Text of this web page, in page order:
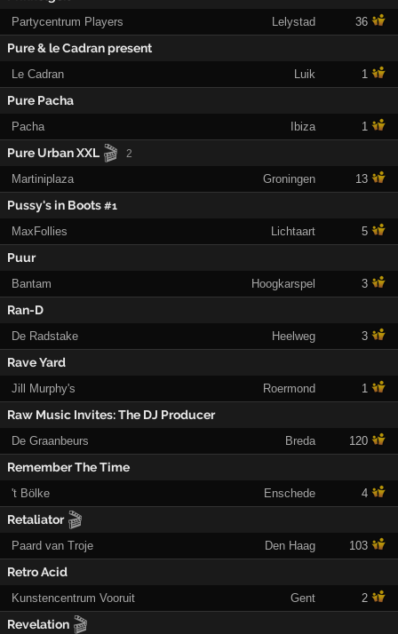
Partycentrum Players Lelystad 36
Pure & le Cadran present
Le Cadran Luik 1
Pure Pacha
Pacha Ibiza 1
Pure Urban XXL 🎬 2
Martiniplaza Groningen 13
Pussy's in Boots#1
MaxFollies Lichtaart 5
Puur
Bantam Hoogkarspel 3
Ran-D
De Radstake Heelweg 3
Rave Yard
Jill Murphy's Roermond 1
Raw Music Invites: The DJ Producer
De Graanbeurs Breda 120
Remember The Time
't Bölke Enschede 4
Retaliator 🎬
Paard van Troje Den Haag 103
Retro Acid
Kunstencentrum Vooruit Gent 2
Revelation 🎬